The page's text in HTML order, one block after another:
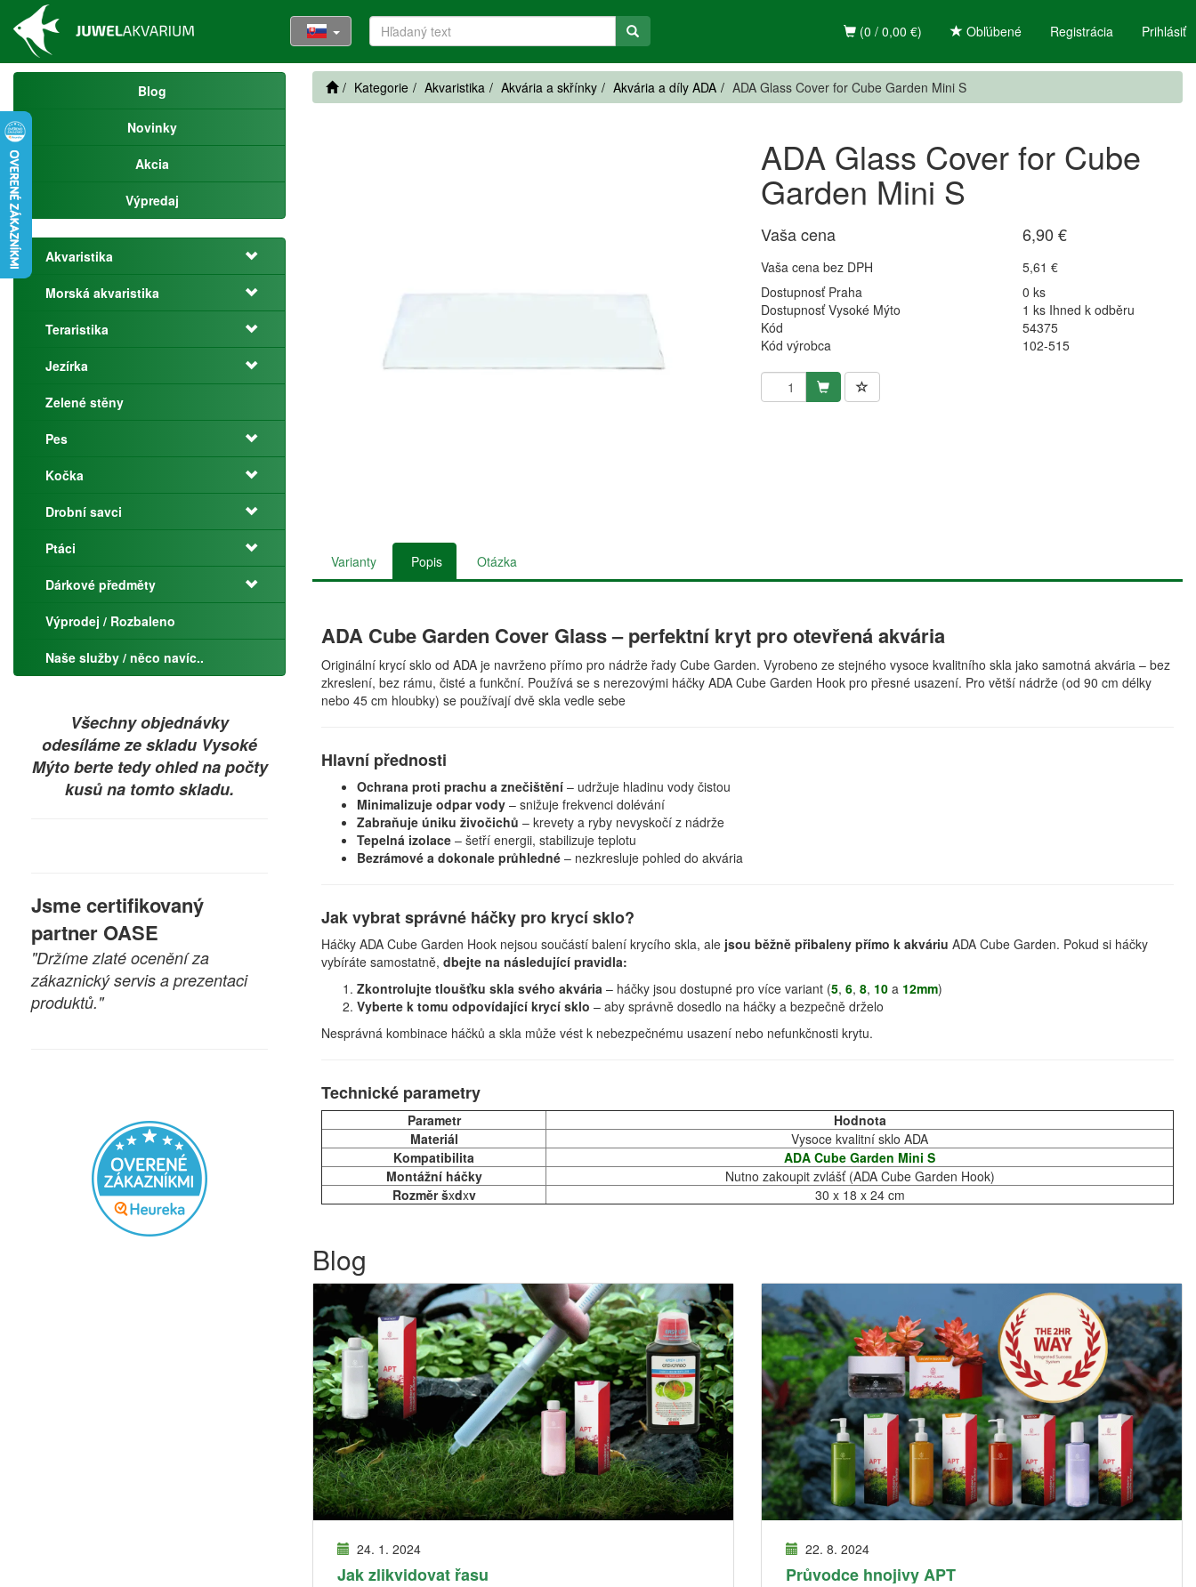
Registrácia Prihlásiť
(0 / 0,00 €) Obľúbené
Blog
Novinky
Akcia
Výpredaj
Akvaristika
Morská akvaristika
Teraristika
Jezírka
Zelené stěny
Pes
Kočka
Drobní savci
Ptáci
Dárkové předměty
Výprodej / Rozbaleno
Naše služby / něco navíc..
Všechny objednávky
odesíláme ze skladu Vysoké
Mýto berte tedy ohled na počty
kusů na tomto skladu.
Jsme certifikovaný
partner OASE
"Držíme zlaté ocenění za
zákaznický servis a prezentaci
produktů."
Kategorie Akvaristika Akvária a skřínky Akvária a díly ADA ADA Glass Cover for Cube Garden Mini S
ADA Glass Cover for Cube
Garden Mini S
Vaša cena 6,90 €
Vaša cena bez DPH
5,61 €
Dostupnosť Praha
0 ks
Dostupnosť Vysoké Mýto
1 ks Ihned k odběru
Kód
54375
Kód výrobca
102-515
Varianty Popis Otázka
ADA Cube Garden Cover Glass – perfektní kryt pro otevřená akvária
Originální krycí sklo od ADA je navrženo přímo pro nádrže řady Cube Garden. Vyrobeno ze stejného vysoce kvalitního skla jako samotná akvária – bez
zkreslení, bez rámu, čisté a funkční. Používá se s nerezovými háčky ADA Cube Garden Hook pro přesné usazení. Pro větší nádrže (od 90 cm délky
nebo 45 cm hloubky) se používají dvě skla vedle sebe
Hlavní přednosti
Ochrana proti prachu a znečištění – udržuje hladinu vody čistou
Minimalizuje odpar vody – snižuje frekvenci dolévání
Zabraňuje úniku živočichů – krevety a ryby nevyskočí z nádrže
Tepelná izolace – šetří energii, stabilizuje teplotu
Bezrámové a dokonale průhledné – nezkresluje pohled do akvária
Jak vybrat správné háčky pro krycí sklo?
Háčky ADA Cube Garden Hook nejsou součástí balení krycího skla, ale jsou běžně přibaleny přímo k akváriu ADA Cube Garden. Pokud si háčky
vybíráte samostatně, dbejte na následující pravidla:
Zkontrolujte tloušťku skla svého akvária – háčky jsou dostupné pro více variant (5, 6, 8, 10 a 12mm)
Vyberte k tomu odpovídající krycí sklo – aby správně dosedlo na háčky a bezpečně drželo
Nesprávná kombinace háčků a skla může vést k nebezpečnému usazení nebo nefunkčnosti krytu.
Technické parametry
Parametr
Hodnota
Materiál
Vysoce kvalitní sklo ADA
Kompatibilita
ADA Cube Garden Mini S
Montážní háčky
Nutno zakoupit zvlášť (ADA Cube Garden Hook)
Rozměr šxdxv 30 x 18 x 24 cm
Blog
24. 1. 2024
Jak zlikvidovat řasu
22. 8. 2024
Průvodce hnojivy APT